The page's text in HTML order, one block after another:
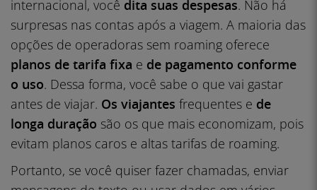
internacional, você dita suas despesas. Não há
surpresas nas contas após a viagem. A maioria das
opções de operadoras sem roaming oferece
planos de tarifa fixa e de pagamento conforme
o uso. Dessa forma, você sabe o que vai gastar
antes de viajar. Os viajantes frequentes e de
longa duração são os que mais economizam, pois
evitam planos caros e altas tarifas de roaming.
Portanto, se você quiser fazer chamadas, enviar